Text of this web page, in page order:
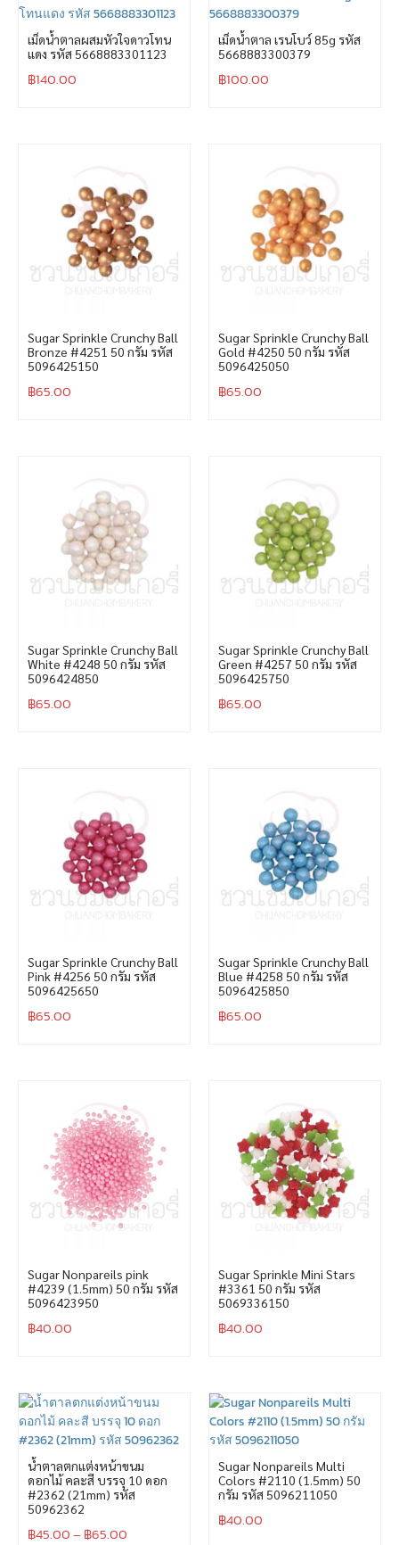
เม็ดน้ำตาลผสมหัวใจดาวโทน
แดง รหัส 5668883301123
฿140.00
เม็ดน้ำตาล เรนโบว์ 85g รหัส
5668883300379
฿100.00
Sugar Sprinkle Crunchy Ball
Bronze #4251 50 กรัม รหัส
5096425150
฿65.00
Sugar Sprinkle Crunchy Ball
Gold #4250 50 กรัม รหัส
5096425050
฿65.00
Sugar Sprinkle Crunchy Ball
White #4248 50 กรัม รหัส
5096424850
฿65.00
Sugar Sprinkle Crunchy Ball
Green #4257 50 กรัม รหัส
5096425750
฿65.00
Sugar Sprinkle Crunchy Ball
Pink #4256 50 กรัม รหัส
5096425650
฿65.00
Sugar Sprinkle Crunchy Ball
Blue #4258 50 กรัม รหัส
5096425850
฿65.00
Sugar Nonpareils pink
#4239 (1.5mm) 50 กรัม รหัส
5096423950
฿40.00
Sugar Sprinkle Mini Stars
#3361 50 กรัม รหัส
5069336150
฿40.00
น้ำตาลตกแต่งหน้าขนม
ดอกไม้ คละสี บรรจุ 10 ดอก
#2362 (21mm) รหัส
50962362
฿45.00– ฿65.00
Sugar Nonpareils Multi
Colors #2110 (1.5mm) 50
กรัม รหัส 5096211050
฿40.00